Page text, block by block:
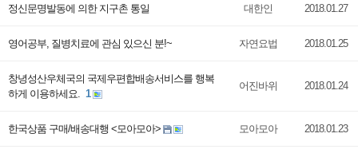
정신문명발동에 의한 지구촌 통일 대한인 2018.01.27
영어공부, 질병치료에 관심 있으신 분!~ 자연요법 2018.01.25
창녕성산우체국의 국제우편합배송서비스를 행복
하게 이용하세요. 1
어진바위 2018.01.24
한국상품 구매/배송대행 <모아모아> 모아모아 2018.01.23